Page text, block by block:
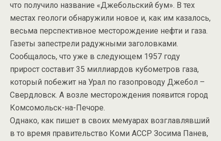
что получило название «Джебольский бум». В тех
местах геологи обнаружили новое и, как им казалось,
весьма перспективное месторождение нефти и газа.
Газеты запестрели радужными заголовками.
Сообщалось, что уже в следующем 1957 году
прирост составит 35 миллиардов кубометров газа,
который побежит на Урал по газопроводу Джебол –
Свердловск. А возле месторождения появится город
Комсомольск-на-Печоре.
Однако, как пишет в своих мемуарах возглавлявший
в то время правительство Коми АССР Зосима Панев,